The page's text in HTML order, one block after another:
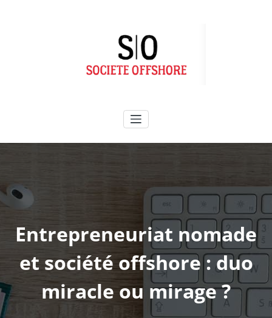
Entrepreneuriat nomade
et société offshore : duo
miracle ou mirage ?